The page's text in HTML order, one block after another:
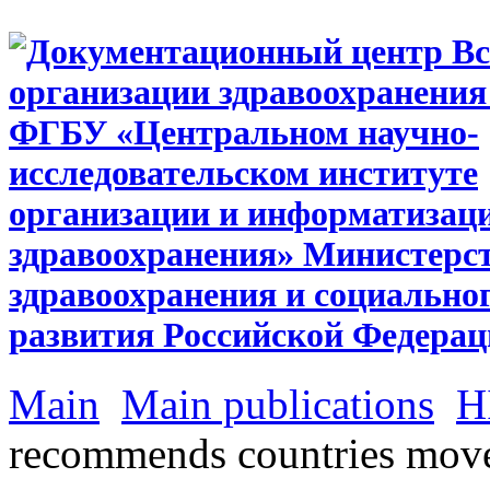
Main Main publications
recommends countries